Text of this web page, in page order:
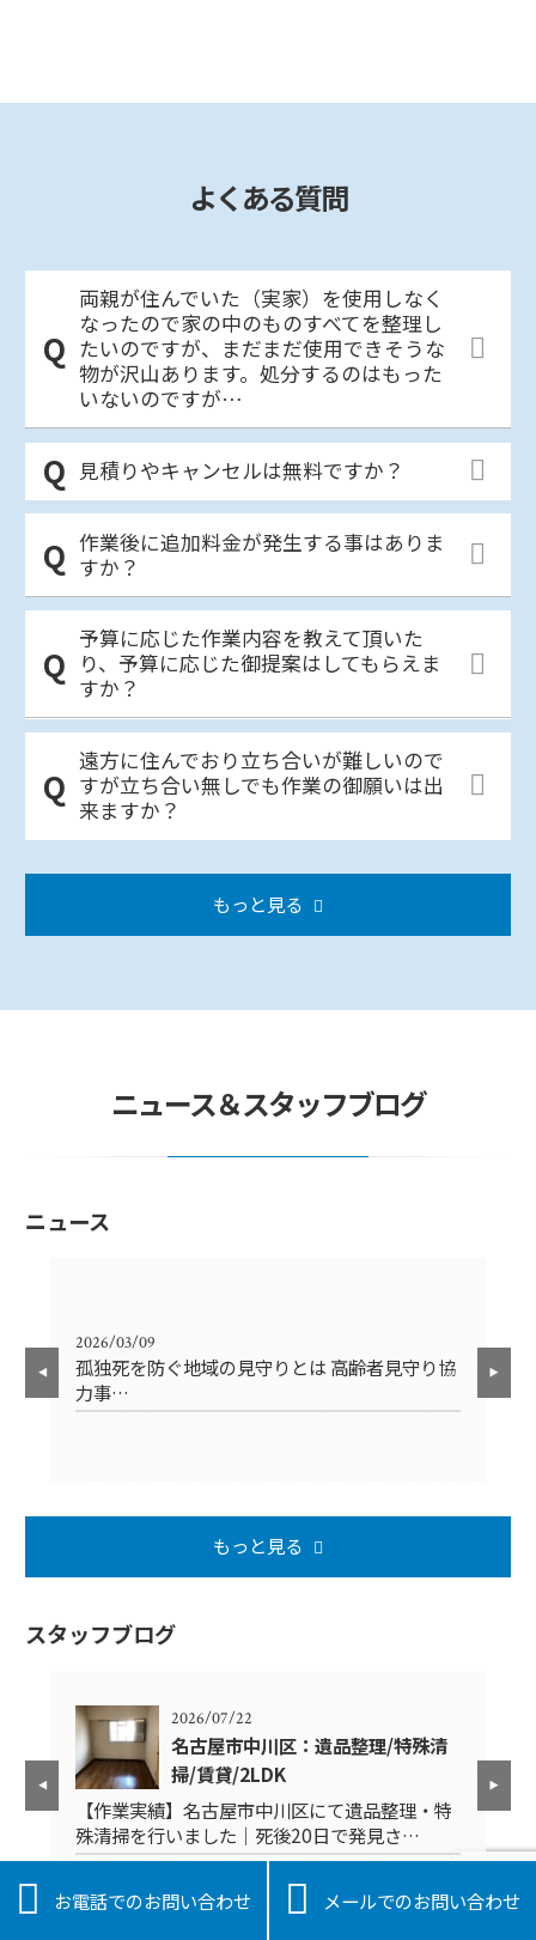
よくある質問
両親が住んでいた（実家）を使用しなく
なったので家の中のものすべてを整理し
たいのですが、まだまだ使用できそうな
物が沢山あります。処分するのはもった
いないのですが…
見積りやキャンセルは無料ですか？
作業後に追加料金が発生する事はありま
すか？
予算に応じた作業内容を教えて頂いた
り、予算に応じた御提案はしてもらえま
すか？
遠方に住んでおり立ち合いが難しいので
すが立ち合い無しでも作業の御願いは出
来ますか？
もっと見る
ニュース＆スタッフブログ
ニュース
2026/03/09
孤独死を防ぐ地域の見守りとは 高齢者見守り協
力事…
もっと見る
スタッフブログ
2026/07/22
名古屋市中川区：遺品整理/特殊清
掃/賃貸/2LDK
【作業実績】名古屋市中川区にて遺品整理・特
殊清掃を行いました｜死後20日で発見さ…
 お電話でのお問い合わせ  メールでのお問い合わせ